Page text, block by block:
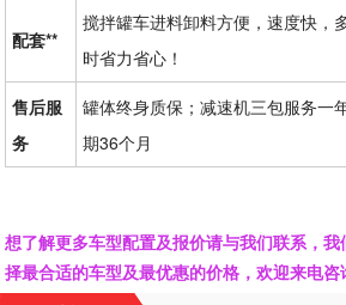
配套**
搅拌罐车进料卸料方便，速度快，
时省力省心！
售后服
务
罐体终身质保；减速机三包服务一
期36个月
想了解更多车型配置及报价请与我们联系，
择最合适的车型及最优惠的价格，欢迎来电咨